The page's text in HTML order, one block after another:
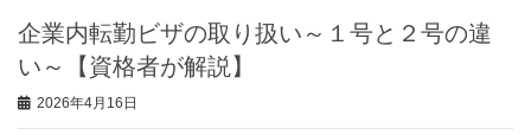
企業内転勤ビザの取り扱い～１号と２号の違
い～【資格者が解説】
2026年4月16日